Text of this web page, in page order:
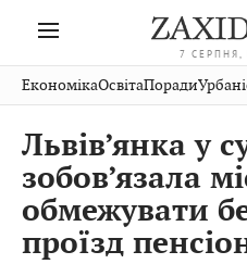
7 СЕРПНЯ,
Івано-
Франківськ
Тернопіль
Волинь
Закарпаття
Рівне
Чернівці
Шептицький
Стрий
ЕкономікаОсвітаПоради
Львів’янка у
зобов’язала
обмежувати
проїзд